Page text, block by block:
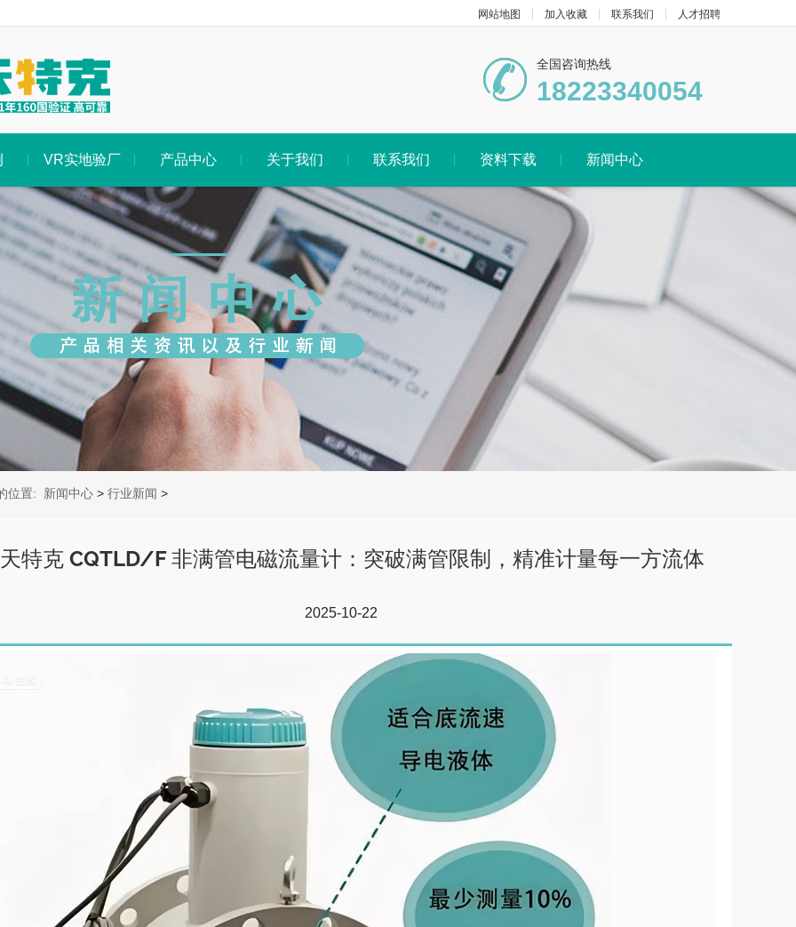
网站地图 加入收藏 联系我们 人才招聘
全国咨询热线
18223340054
VR实地验厂 产品中心 关于我们 联系我们 资料下载 新闻中心
位置: 新闻中心 > 行业新闻 >
特克 CQTLD/F 非满管电磁流量计：突破满管限制，精准计量每一方流体
2025-10-22